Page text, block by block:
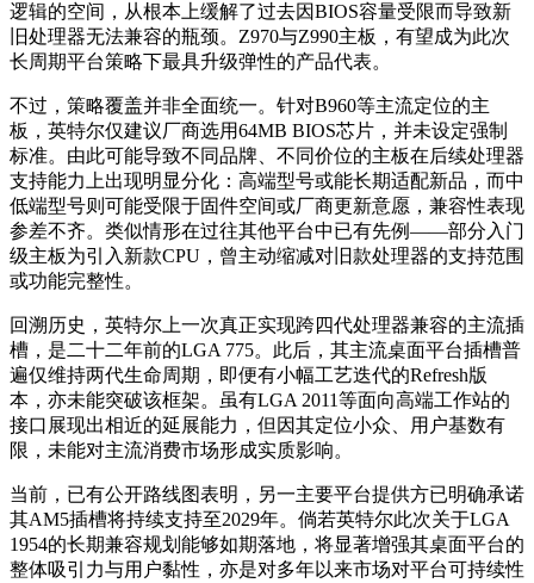
逻辑的空间，从根本上缓解了过去因BIOS容量受限而导致新
旧处理器无法兼容的瓶颈。Z970与Z990主板，有望成为此次
长周期平台策略下最具升级弹性的产品代表。
不过，策略覆盖并非全面统一。针对B960等主流定位的主
板，英特尔仅建议厂商选用64MB BIOS芯片，并未设定强制
标准。由此可能导致不同品牌、不同价位的主板在后续处理器
支持能力上出现明显分化：高端型号或能长期适配新品，而中
低端型号则可能受限于固件空间或厂商更新意愿，兼容性表现
参差不齐。类似情形在过往其他平台中已有先例——部分入门
级主板为引入新款CPU，曾主动缩减对旧款处理器的支持范围
或功能完整性。
回溯历史，英特尔上一次真正实现跨四代处理器兼容的主流插
槽，是二十二年前的LGA 775。此后，其主流桌面平台插槽普
遍仅维持两代生命周期，即便有小幅工艺迭代的Refresh版
本，亦未能突破该框架。虽有LGA 2011等面向高端工作站的
接口展现出相近的延展能力，但因其定位小众、用户基数有
限，未能对主流消费市场形成实质影响。
当前，已有公开路线图表明，另一主要平台提供方已明确承诺
其AM5插槽将持续支持至2029年。倘若英特尔此次关于LGA
1954的长期兼容规划能够如期落地，将显著增强其桌面平台的
整体吸引力与用户黏性，亦是对多年以来市场对平台可持续性